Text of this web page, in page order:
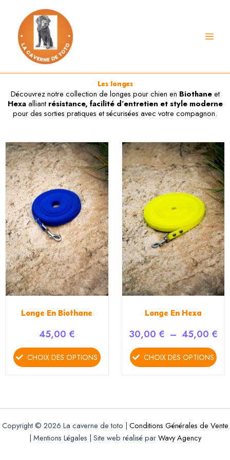
contenu
Les longes
Découvrez notre collection de longes pour chien en Biothaneet
Hexaalliant résistance, facilité d’entretien et style moderne
pour des sorties pratiques et sécurisées avec votre compagnon.
Longe En Biothane
45,00 €
CHOIX DES OPTIONS
Ce
produit
a
plusieurs
variations.
Les
options
peuvent
être
choisies
sur
la
page
du
Longe En Hexa
30,00 € – 45,00 €
de
à
CHOIX DES OPTIONS
Ce
produit
a
plusieurs
variations.
Les
options
peuvent
être
choisies
sur
la
page
du
Copyright © 2026 La caverne de toto | Conditions Générales de Vente
| Mentions Légales | Site web réalisé parWavy Agency